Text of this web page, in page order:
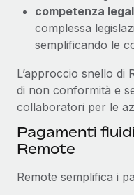
competenza
complessa
semplificando le
L’approccio snello di
di non conformità e
collaboratori per le
Pagamenti
Remote
Remote semplifica i